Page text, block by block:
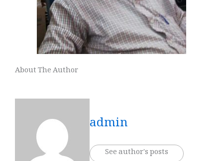
About The Author
admin
See author's posts